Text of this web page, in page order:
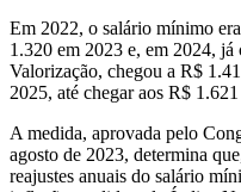
Em 2022, o salário mínimo
1.320 em 2023 e, em 2024, já
Valorização, chegou a R$
2025, até chegar aos R$
A medida, aprovada pelo
agosto de 2023, determina
reajustes anuais do salário